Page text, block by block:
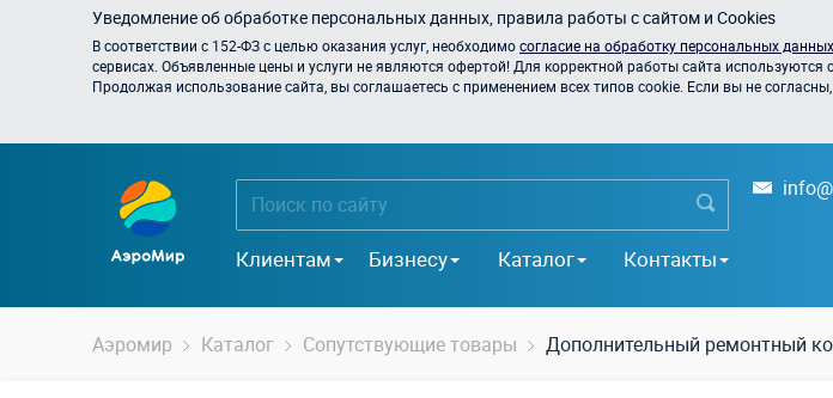
Уведомление об обработке персональных данных, правила работы с сайтом и Cookies
В соответствии с 152-ФЗ с целью оказания услуг, необходимосогласие на обработку персональных данных
сервисах. Объявленные цены и услуги не являются офертой! Для корректной работы сайта используются
Продолжая использование сайта, вы соглашаетесь с применением всех типов cookie. Если вы не
Клиентам Бизнесу Каталог Контакты
Аэромир Каталог Сопутствующие товары Дополнительный ремонтный